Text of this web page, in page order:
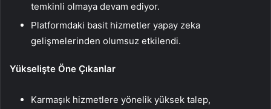
temkinli olmaya devam ediyor.
Platformdaki basit hizmetler yapay zeka
gelişmelerinden olumsuz etkilendi.
Yükselişte Öne Çıkanlar
Karmaşık hizmetlere yönelik yüksek talep,